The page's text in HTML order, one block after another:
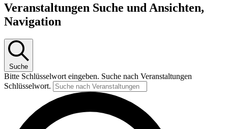
Veranstaltungen Suche und Ansichten,
Navigation
Suche
Bitte Schlüsselwort eingeben. Suche nach Veranstaltungen
Schlüsselwort.